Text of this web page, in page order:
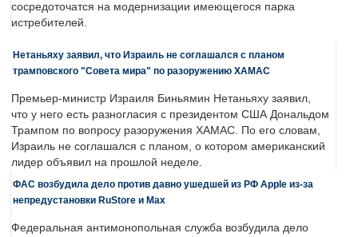
сосредоточатся на модернизации имеющегося парка
истребителей.
Нетаньяху заявил, что Израиль не соглашался с планом
трамповского "Совета мира" по разоружению ХАМАС
Премьер-министр Израиля Биньямин Нетаньяху заявил,
что у него есть разногласия с президентом США Дональдом
Трампом по вопросу разоружения ХАМАС. По его словам,
Израиль не соглашался с планом, о котором американский
лидер объявил на прошлой неделе.
ФАС возбудила дело против давно ушедшей из РФ Apple из-за
непредустановки RuStore и Max
Федеральная антимонопольная служба возбудила дело